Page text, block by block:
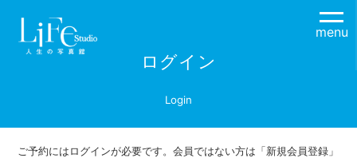
menu
ログイン
Login
ご予約にはログインが必要です。会員ではない方は「新規会員登録」